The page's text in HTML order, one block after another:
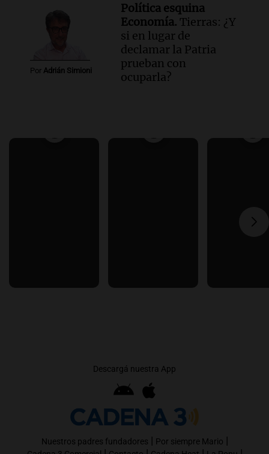
Por Adrián Simioni
Política esquina
Economía. Tierras: ¿Y
si en lugar de
declamar la Patria
prueban con
ocuparla?
Descargá nuestra App
Nuestros padres fundadores | Por siempre Mario |